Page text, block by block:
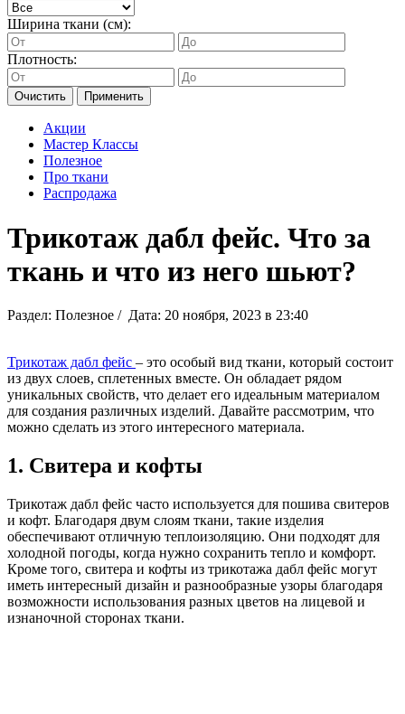
Ширина ткани (см):
Плотность:
Очистить Применить
Акции
Мастер Классы
Полезное
Про ткани
Распродажа
Трикотаж дабл фейс. Что за
ткань и что из него шьют?
Раздел: Полезное / Дата: 20 ноября, 2023 в 23:40
Трикотаж дабл фейс – это особый вид ткани, который состоит
из двух слоев, сплетенных вместе. Он обладает рядом
уникальных свойств, что делает его идеальным материалом
для создания различных изделий. Давайте рассмотрим, что
можно сделать из этого интересного материала.
1. Свитера и кофты
Трикотаж дабл фейс часто используется для пошива свитеров
и кофт. Благодаря двум слоям ткани, такие изделия
обеспечивают отличную теплоизоляцию. Они подходят для
холодной погоды, когда нужно сохранить тепло и комфорт.
Кроме того, свитера и кофты из трикотажа дабл фейс могут
иметь интересный дизайн и разнообразные узоры благодаря
возможности использования разных цветов на лицевой и
изнаночной сторонах ткани.